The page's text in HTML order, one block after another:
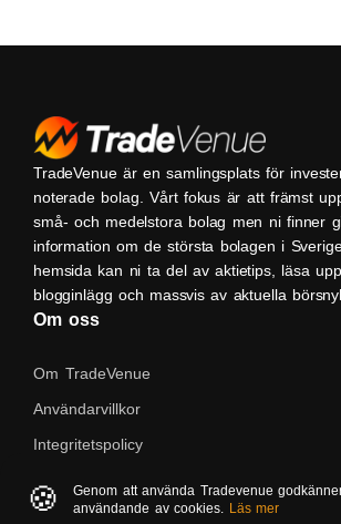
TradeVenue är en samlingsplats för
noterade bolag. Vårt fokus är att främst
små- och medelstora bolag men ni finner
information om de största bolagen i
hemsida kan ni ta del av aktietips, läsa
blogginlägg och massvis av aktuella
Om oss
Om TradeVenue
Användarvillkor
Integritetspolicy
Native
🍪
Genom att använda Tradevenue
användande av cookies. Läs mer